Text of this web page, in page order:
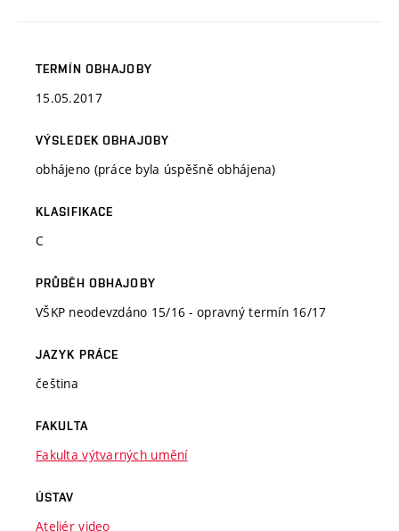
TERMÍN OBHAJOBY
15.05.2017
VÝSLEDEK OBHAJOBY
obhájeno (práce byla úspěšně obhájena)
KLASIFIKACE
C
PRŮBĚH OBHAJOBY
VŠKP neodevzdáno 15/16 - opravný termín 16/17
JAZYK PRÁCE
čeština
FAKULTA
Fakulta výtvarných umění
ÚSTAV
Ateliér video